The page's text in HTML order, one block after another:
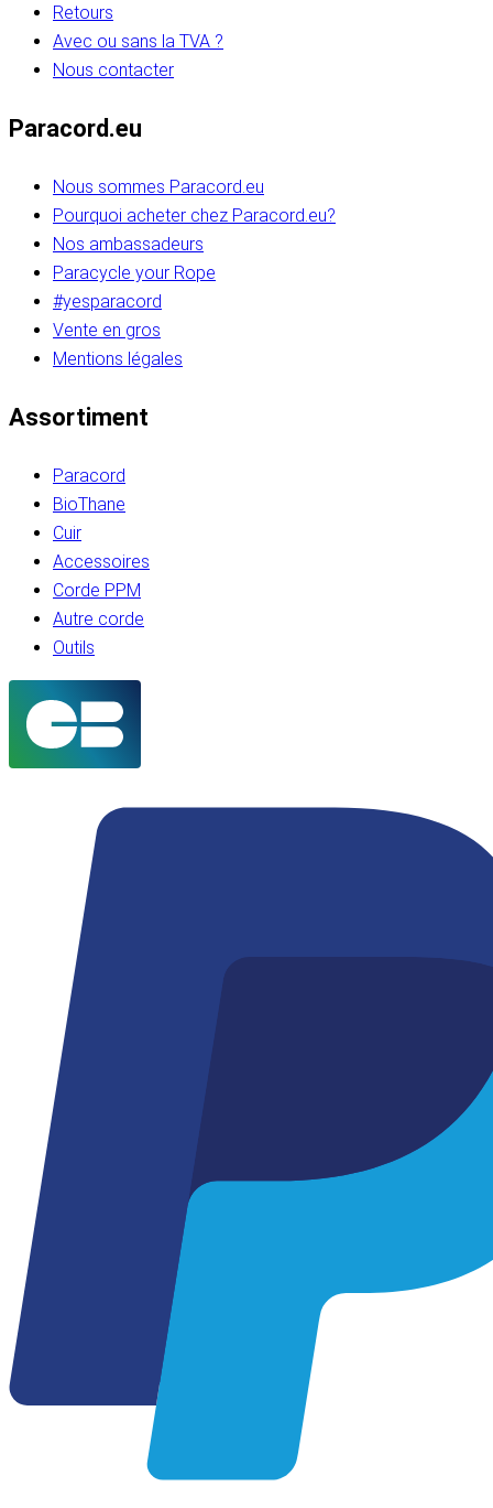
Retours
Avec ou sans la TVA ?
Nous contacter
Paracord.eu
Nous sommes Paracord.eu
Pourquoi acheter chez Paracord.eu?
Nos ambassadeurs
Paracycle your Rope
#yesparacord
Vente en gros
Mentions légales
Assortiment
Paracord
BioThane
Cuir
Accessoires
Corde PPM
Autre corde
Outils